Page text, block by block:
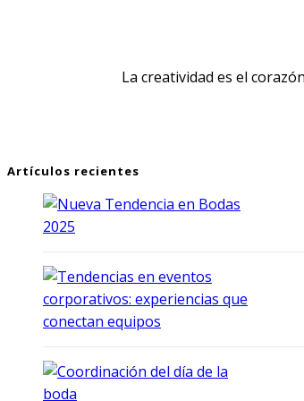
La creatividad es el
Artículos recientes